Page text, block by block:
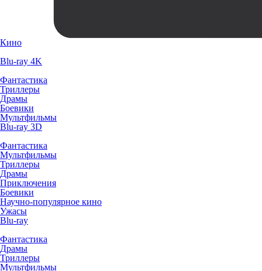
Кино
Blu-ray 4K
Фантастика
Триллеры
Драмы
Боевики
Мультфильмы
Blu-ray 3D
Фантастика
Мультфильмы
Триллеры
Драмы
Приключения
Боевики
Научно-популярное кино
Ужасы
Blu-ray
Фантастика
Драмы
Триллеры
Мультфильмы